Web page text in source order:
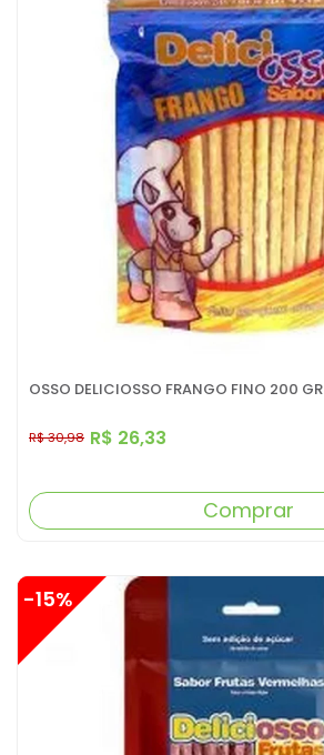
OSSO DELICIOSSO FRANGO FINO 200 GR
R$ 26,33
R$ 30,98
Comprar
-15%